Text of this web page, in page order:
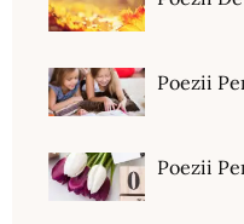
Poezii
Poezii